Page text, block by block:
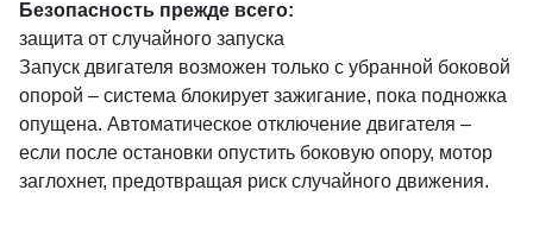
Безопасность прежде всего:
защита от случайного запуска
Запуск двигателя возможен только с убранной боковой
опорой – система блокирует зажигание, пока подножка
опущена. Автоматическое отключение двигателя –
если после остановки опустить боковую опору, мотор
заглохнет, предотвращая риск случайного движения.